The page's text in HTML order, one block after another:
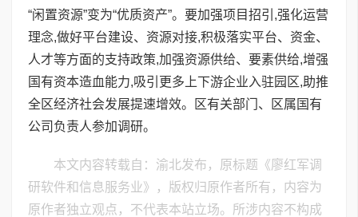
“闲置资源”变为“优质资产”。要加强项目招引,强化运营
理念,做好平台建设、资源对接,积极落实平台、资金、
人才等方面的支持政策,加强资源供给、要素供给,增强
国有资本造血能力,吸引更多上下游企业入驻园区,助推
全区经济社会发展提速增效。区有关部门、区属国有
公司负责人参加调研。
本文内容转载自：渝北发布，原标题《廖红军调
研软件和信息服务业》，版权归原作者所有，内容为
原作者独立观点，不代表本站立场。所涉内容不构成